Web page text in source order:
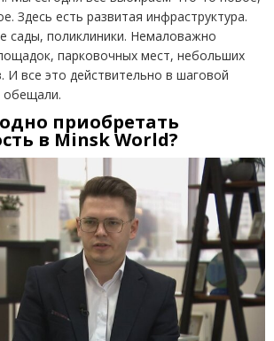
Здесь есть развитая инфраструктура.
сады, поликлиники. Немаловажно
парковочных мест, небольших
И все это действительно в шаговой
обещали.
приобретать
в MinskWorld?